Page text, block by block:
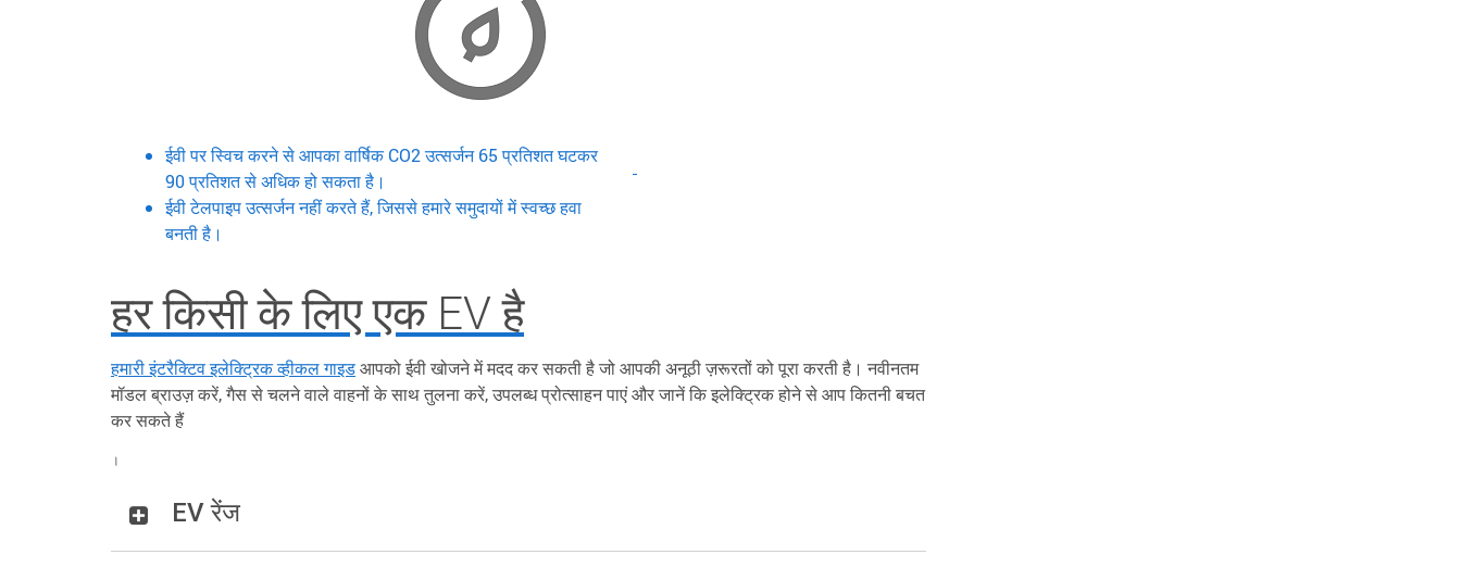
ईवी पर स्विच करने से आपका वार्षिक CO2 उत्सर्जन 65 प्रतिशत घटकर
90 प्रतिशत से अधिक हो सकता है।
ईवी टेलपाइप उत्सर्जन नहीं करते हैं, जिससे हमारे समुदायों में स्वच्छ हवा
बनती है।
हर किसी के लिए एक EV है
हमारी इंटरैक्टिवइलेक्ट्रिक व्हीकल गाइडआपको ईवी खोजने में मदद कर सकती है जो आपकी अनूठी ज़रूरतों को पूरा करती है। नवीनतम
मॉडल ब्राउज़ करें, गैस से चलने वाले वाहनों के साथ तुलना करें, उपलब्ध प्रोत्साहन पाएं और जानें कि इलेक्ट्रिक होने से आप कितनी बचत
कर सकते हैं
।
EV रेंज